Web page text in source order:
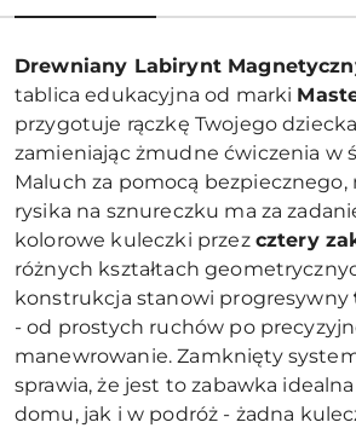
Drewniany Labirynt
tablica edukacyjna od marki
przygotuje rączkę Twojego
zamieniając żmudne ćwiczenia w
Maluch za pomocą
rysika na sznureczku ma za
kolorowe kuleczki przez cztery
różnych kształtach
konstrukcja stanowi progresywny
- od prostych ruchów po
manewrowanie. Zamknięty
sprawia, że jest to zabawka
domu, jak i w podróż - żadna